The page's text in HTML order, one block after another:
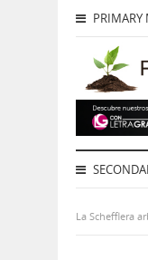
PRIMARY
La Schefflera